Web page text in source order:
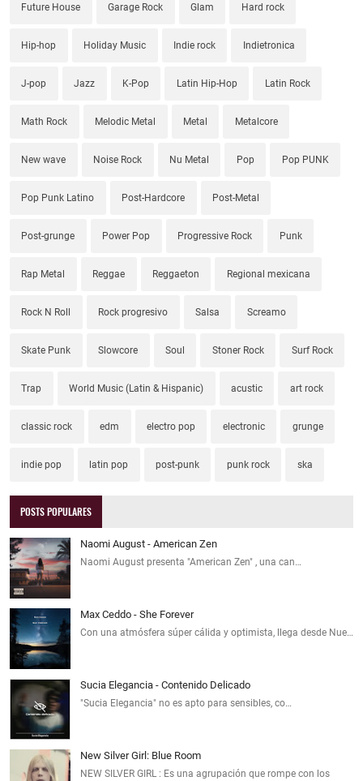
Future House Garage Rock Glam Hard rock
Hip-hop Holiday Music Indie rock Indietronica
J-pop Jazz K-Pop Latin Hip-Hop Latin Rock
Math Rock Melodic Metal Metal Metalcore
New wave Noise Rock Nu Metal Pop Pop PUNK
Pop Punk Latino Post-Hardcore Post-Metal
Post-grunge Power Pop Progressive Rock Punk
Rap Metal Reggae Reggaeton Regional mexicana
Rock N Roll Rock progresivo Salsa Screamo
Skate Punk Slowcore Soul Stoner Rock Surf Rock
Trap World Music (Latin & Hispanic) acustic art rock
classic rock edm electro pop electronic grunge
indie pop latin pop post-punk punk rock ska
POSTS POPULARES
Naomi August - American Zen
Naomi August presenta "American Zen" , una can…
Max Ceddo - She Forever
Con una atmósfera súper cálida y optimista, llega desde Nue…
Sucia Elegancia - Contenido Delicado
"Sucia Elegancia" no es apto para sensibles, co…
New Silver Girl: Blue Room
NEW SILVER GIRL : Es una agrupación que rompe con los